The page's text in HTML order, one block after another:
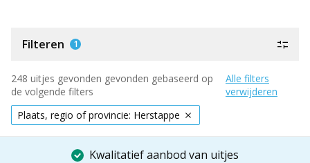
Filteren 1
248 uitjes gevonden gevonden gebaseerd op
de volgende filters
Alle filters
verwijderen
Plaats, regio of provincie: Herstappe
Kwalitatief aanbod van uitjes